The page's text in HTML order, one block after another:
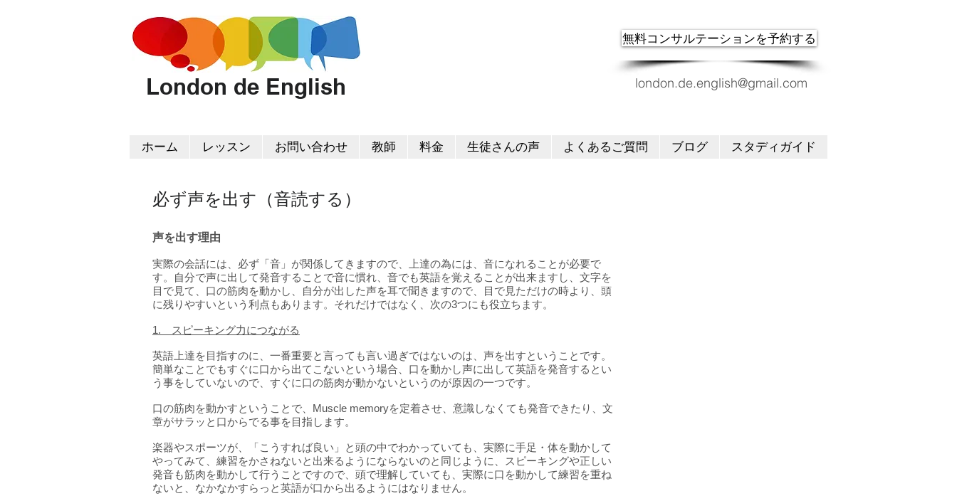
London de English
無料コンサルテーションを予約する
london.de.english@gmail.com
ホーム レッスン お問い合わせ 教師 料金 生徒さんの声 よくあるご質問 ブログ スタディガイド
必ず声を出す（音読する）
声を出す理由
実際の会話には、必ず「音」が関係してきますので、上達の為には、音になれることが必要で
す。自分で声に出して発音することで音に慣れ、音でも英語を覚えることが出来ますし、文字を
目で見て、口の筋肉を動かし、自分が出した声を耳で聞きますので、目で見ただけの時より、頭
に残りやすいという利点もあります。それだけではなく、次の3つにも役立ちます。
1. スピーキング力につながる
英語上達を目指すのに、一番重要と言っても言い過ぎではないのは、声を出すということです。
簡単なことでもすぐに口から出てこないという場合、口を動かし声に出して英語を発音するとい
う事をしていないので、すぐに口の筋肉が動かないというのが原因の一つです。
口の筋肉を動かすということで、Muscle memoryを定着させ、意識しなくても発音できたり、文
章がサラッと口からでる事を目指します。
楽器やスポーツが、「こうすれば良い」と頭の中でわかっていても、実際に手足・体を動かして
やってみて、練習をかさねないと出来るようにならないのと同じように、スピーキングや正しい
発音も筋肉を動かして行うことですので、頭で理解していても、実際に口を動かして練習を重ね
ないと、なかなかすらっと英語が口から出るようにはなりません。